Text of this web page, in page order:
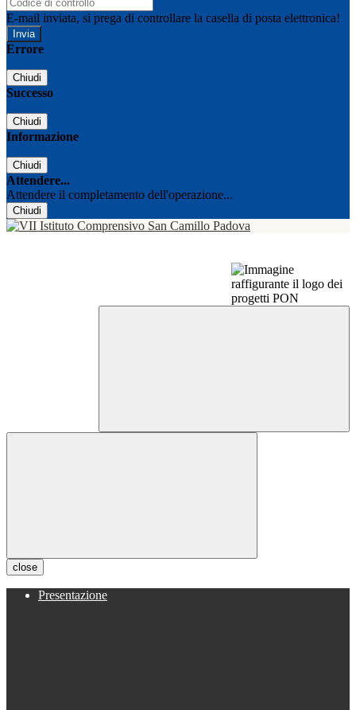
E-mail inviata, si prega di controllare la casella di posta elettronica!
Errore
Chiudi
Successo
Chiudi
Informazione
Chiudi
Attendere...
Attendere il completamento dell'operazione...
Chiudi
close
Presentazione